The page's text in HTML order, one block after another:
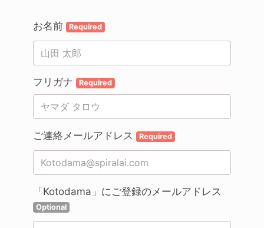
お名前 Required
フリガナ Required
ご連絡メールアドレス Required
「Kotodama」にご登録のメールアドレス
Optional